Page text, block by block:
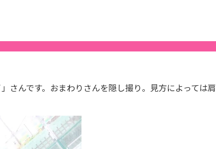
」さんです。おまわりさんを隠し撮り。見方によっては